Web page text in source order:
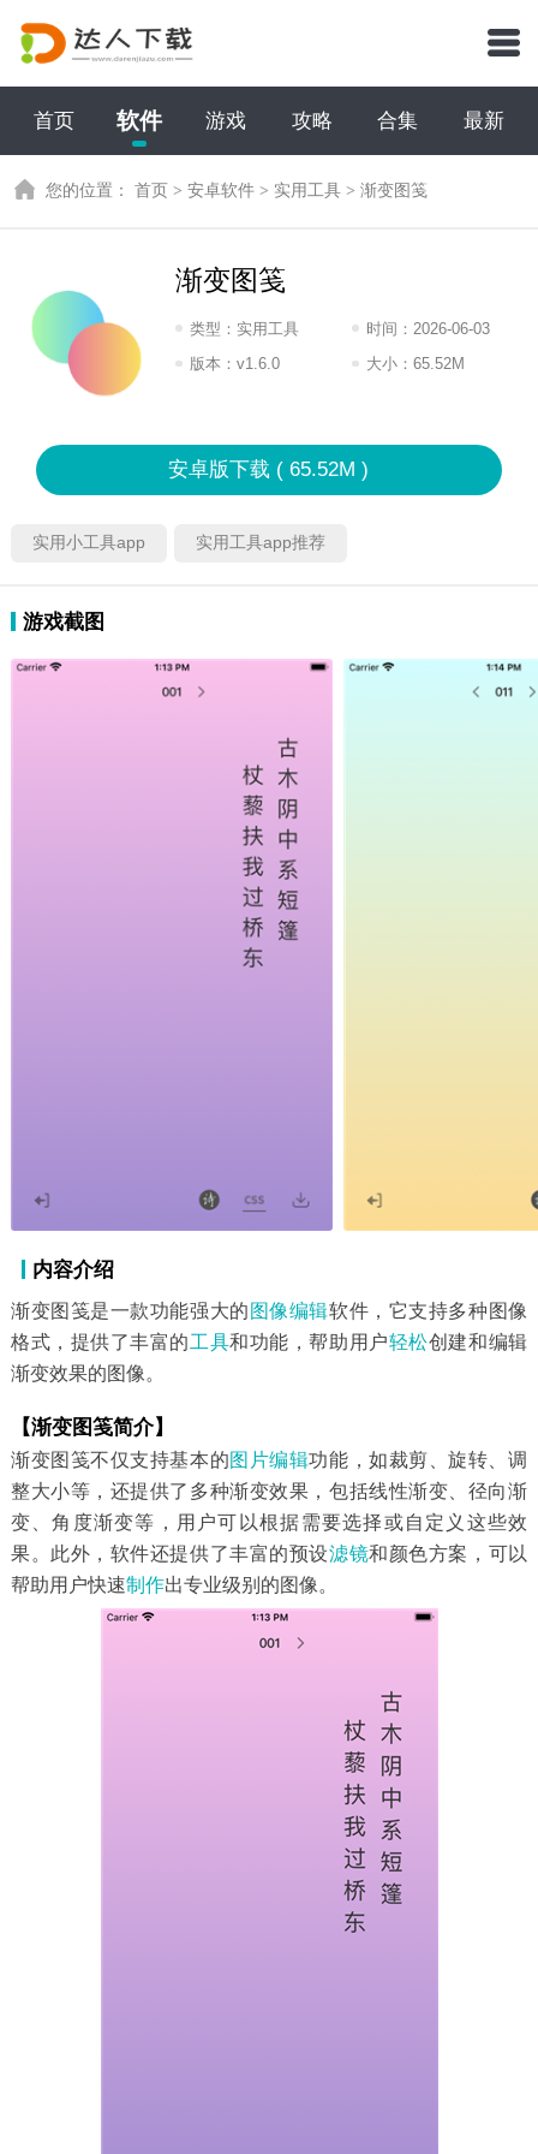
首页 软件 游戏 攻略 合集 最新
您的位置：首页 >安卓软件 > 实用工具 >渐变图笺
渐变图笺
类型： 实用工具 时间： 2026-06-03
14:2026
版本：v1.6.0 大小： 65.52M
安卓版下载 ( 65.52M )
实用小工具app 实用工具app推荐
游戏截图
内容介绍
渐变图笺是一款功能强大的 图像编辑软件，它支持多种图像
格式，提供了丰富的工具和功能，帮助用户轻松创建和编辑
渐变效果的图像。
【渐变图笺简介】
渐变图笺不仅支持基本的图片编辑功能，如裁剪、旋转、调
整大小等，还提供了多种渐变效果，包括线性渐变、径向渐
变、角度渐变等，用户可以根据需要选择或自定义这些效
果。此外，软件还提供了丰富的预设滤镜和颜色方案，可以
帮助用户快速制作出专业级别的图像。